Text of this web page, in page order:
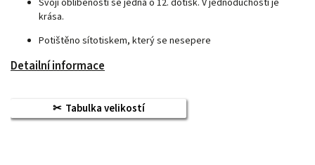
Svojí oblíbeností se jedná o 12. dotisk. V jednoduchosti je
krása.
Potištěno sítotiskem, který se nesepere
Detailní informace
Tabulka velikostí